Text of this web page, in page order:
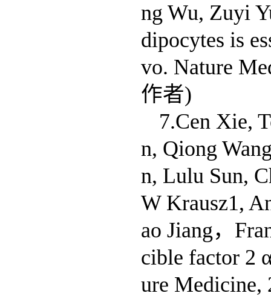
ng Wu, Zuyi
dipocytes is
vo. Nature
作者)
7.Cen Xie,
n, Qiong
n, Lulu Sun,
W Krausz1,
ao Jiang，
cible factor 2
ure